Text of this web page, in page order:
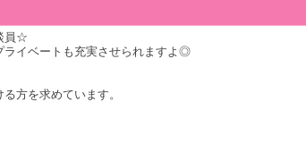
員☆
ライベートも充実させられますよ◎
方を求めています。